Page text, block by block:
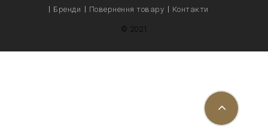
Бренди
Повернення товару Контакти
© 2021